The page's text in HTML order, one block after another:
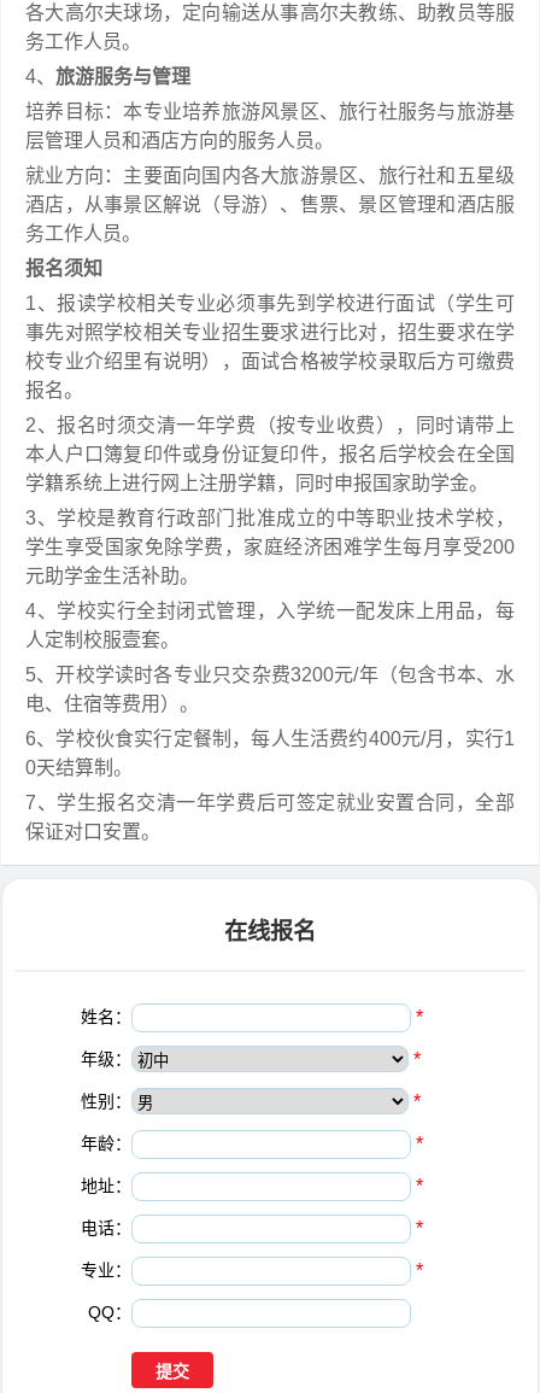
各大高尔夫球场，定向输送从事高尔夫教练、助教员等服
务工作人员。
4、 旅游服务与管理
培养目标：本专业培养旅游风景区、旅行社服务与旅游基
层管理人员和酒店方向的服务人员。
就业方向：主要面向国内各大旅游景区、旅行社和五星级
酒店，从事景区解说（导游）、售票、景区管理和酒店服
务工作人员。
报名须知
1、报读学校相关专业必须事先到学校进行面试（学生可
事先对照学校相关专业招生要求进行比对，招生要求在学
校专业介绍里有说明），面试合格被学校录取后方可缴费
报名。
2、报名时须交清一年学费（按专业收费），同时请带上
本人户口簿复印件或身份证复印件，报名后学校会在全国
学籍系统上进行网上注册学籍，同时申报国家助学金。
3、学校是教育行政部门批准成立的中等职业技术学校，
学生享受国家免除学费，家庭经济困难学生每月享受200
元助学金生活补助。
4、学校实行全封闭式管理，入学统一配发床上用品，每
人定制校服壹套。
5、开校学读时各专业只交杂费3200元/年（包含书本、水
电、住宿等费用）。
6、学校伙食实行定餐制，每人生活费约400元/月，实行1
0天结算制。
7、学生报名交清一年学费后可签定就业安置合同，全部
保证对口安置。
在线报名
姓名： *
年级： *
性别： *
年龄： *
地址： *
电话： *
专业： *
QQ：